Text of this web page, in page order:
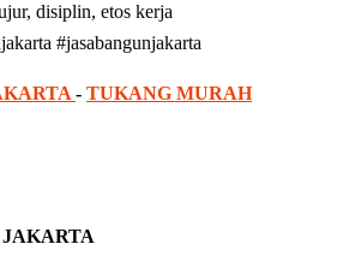
disiplin, etos kerja
#jasabangunjakarta
- TUKANG MURAH